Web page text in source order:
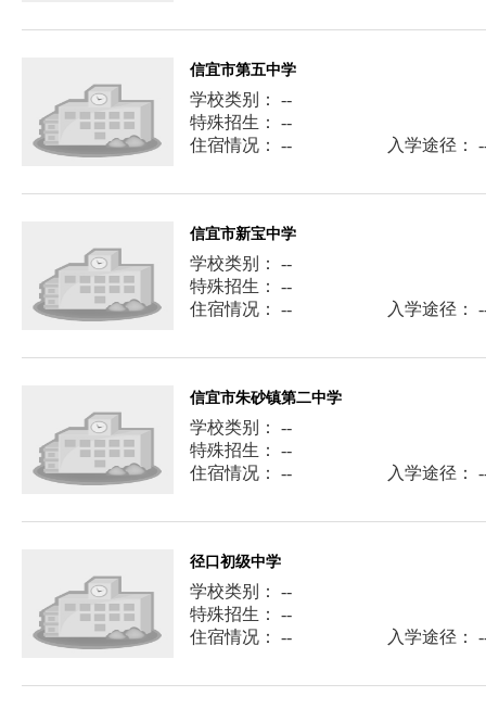
信宜市第五中学
学校类别： --
特殊招生： --
住宿情况： --
入学途径：
信宜市新宝中学
学校类别： --
特殊招生： --
住宿情况： --
入学途径：
信宜市朱砂镇第二中学
学校类别： --
特殊招生： --
住宿情况： --
入学途径：
径口初级中学
学校类别： --
特殊招生： --
住宿情况： --
入学途径：